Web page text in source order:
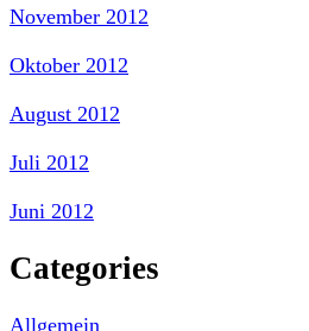
November 2012
Oktober 2012
August 2012
Juli 2012
Juni 2012
Categories
Allgemein